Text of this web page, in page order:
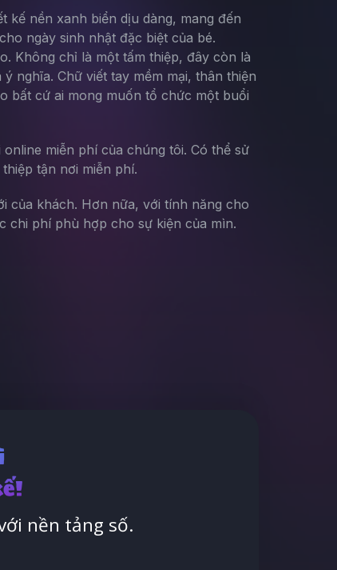
kế nền xanh biển dịu dàng, mang đến
ngày sinh nhật đặc biệt của bé.
Không chỉ là một tấm thiệp, đây còn là
nghĩa. Chữ viết tay mềm mại, thân thiện
bất cứ ai mong muốn tổ chức một buổi
miễn phí của chúng tôi. Có thể sử
tận nơi miễn phí.
của khách. Hơn nữa, với tính năng cho
chi phí phù hợp cho sự kiện của mìn.
nền tảng số.